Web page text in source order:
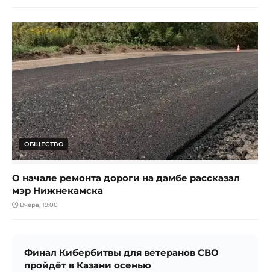
ОБЩЕСТВО
О начале ремонта дороги на дамбе рассказал
мэр Нижнекамска
Вчера, 19:00
Финал Кибербитвы для ветеранов СВО
пройдёт в Казани осенью